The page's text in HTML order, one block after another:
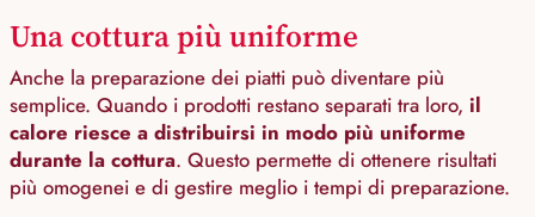
Una cottura più uniforme
Anche la preparazione dei piatti può diventare più
semplice. Quando i prodotti restano separati tra loro, il
calore riesce a distribuirsi in modo più uniforme
durante la cottura. Questo permette di ottenere risultati
più omogenei e di gestire meglio i tempi di preparazione.